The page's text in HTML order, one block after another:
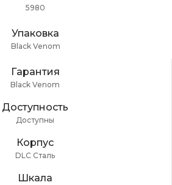
5980
Упаковка
Black Venom
Гарантия
Black Venom
Доступность
Доступны
Корпус
DLC Сталь
Шкала